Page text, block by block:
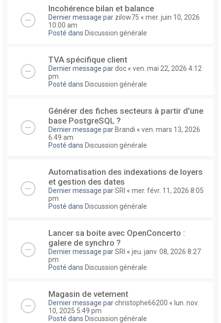
Incohérence bilan et balance
Dernier message par zilow75 « mer. juin 10, 2026
10:00 am
Posté dans Discussion générale
TVA spécifique client
Dernier message pardoc « ven. mai 22, 2026 4:12
pm
Posté dans Discussion générale
Générer des fiches secteurs à partir d'une
base PostgreSQL ?
Dernier message par Brandi « ven. mars 13, 2026
6:49 am
Posté dans Discussion générale
Automatisation des indexations de loyers
et gestion des dates
Dernier message parSRI « mer. févr. 11, 2026 8:05
pm
Posté dans Discussion générale
Lancer sa boite avec OpenConcerto :
galere de synchro ?
Dernier message parSRI « jeu. janv. 08, 2026 8:27
pm
Posté dans Discussion générale
Magasin de vetement
Dernier message parchristophe66200 « lun. nov.
10, 2025 5:49 pm
Posté dans Discussion générale